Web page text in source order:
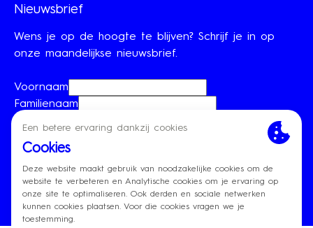
Nieuwsbrief
Wens je op de hoogte te blijven? Schrijf je in op
onze maandelijkse nieuwsbrief.
Voornaam
Familienaam
nieuwsbrieven te verzenden.
Inschrijven